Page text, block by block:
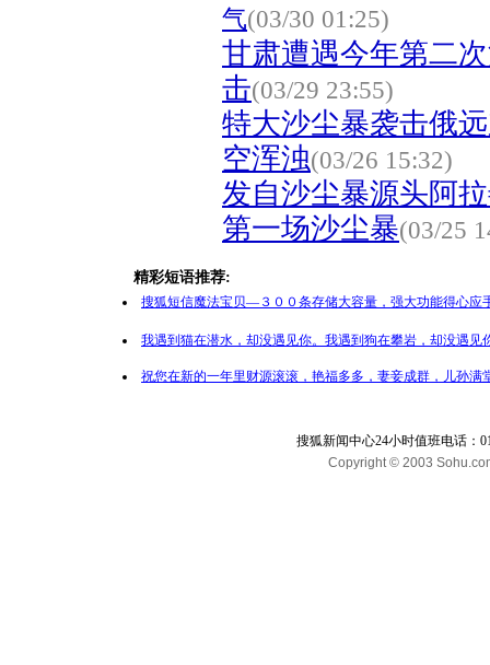
气(03/30 01:25)
甘肃遭遇今年第二
击(03/29 23:55)
特大沙尘暴袭击俄
空浑浊(03/26 15:32)
发自沙尘暴源头阿
第一场沙尘暴(03/25
精彩短语推荐:
搜狐短信魔法宝贝—３００条存储大容量，强大功能得心应
我遇到猫在潜水，却没遇见你。我遇到狗在攀岩，却没遇
祝您在新的一年里财源滚滚，艳福多多，妻妾成群，儿孙
搜狐新闻中心24小时值班电话：
Copyright © 2003